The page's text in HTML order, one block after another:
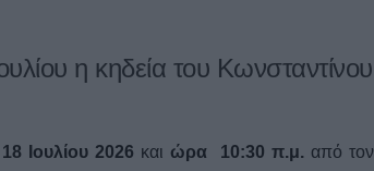
η κηδεία του Κωνσταντίνου
Ιουλίου 2026 και ώρα 10:30 π.μ. από τον